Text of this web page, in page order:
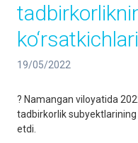
19/05/2022
? Namangan viloyatida
tadbirkorlik subyektlarining
etdi.